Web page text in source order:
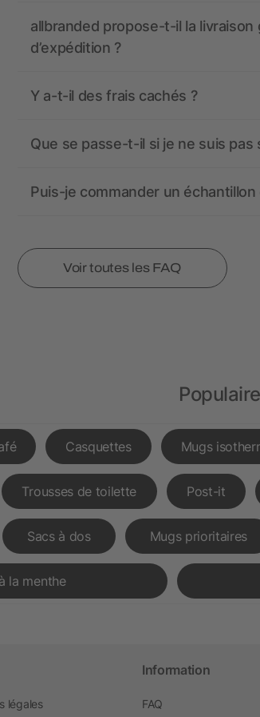
allbranded propose-t-il la
d’expédition ?
Y a-t-il des frais cachés ?
Que se passe-t-il si je ne suis
Puis-je commander un échantillon
Voir toutes les FAQ
Casquettes Mugs
Trousses de toilette Post-it
Sacs à dos Mugs prioritaires
la menthe
légales
Information
FAQ